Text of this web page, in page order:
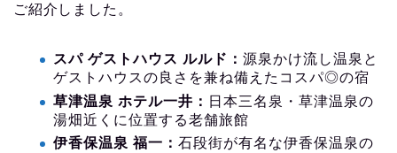
ご紹介しました。
スパ ゲストハウス ルルド： 源泉かけ流し温泉と
ゲストハウスの良さを兼ね備えたコスパ◎の宿
草津温泉 ホテル一井： 日本三名泉・草津温泉の
湯畑近くに位置する老舗旅館
伊香保温泉 福一： 石段街が有名な伊香保温泉の